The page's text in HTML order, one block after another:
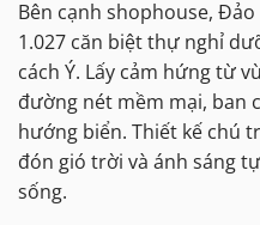
Bên cạnh shophouse,
1.027 căn biệt thự nghỉ
cách Ý. Lấy cảm hứng từ
đường nét mềm mại, ban
hướng biển. Thiết kế chú
đón gió trời và ánh sáng
sống.